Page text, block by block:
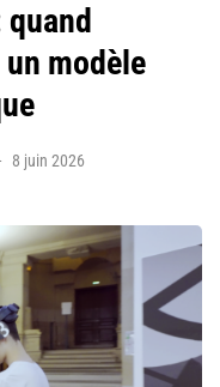
quand
modèle
8 juin 2026